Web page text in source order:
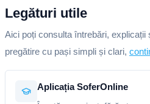
Legături utile
Aici poți consulta întrebări, explicații
pregătire cu pași simpli și clari,
Aplicația SoferOnline